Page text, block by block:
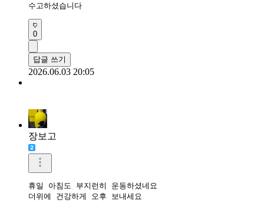
수고하셨습니다
0
답글 쓰기
2026.06.03 20:05
장보고
휴일 아침도 부지런히 운동하셨네요
더위에 건강하게 오후 보내세요